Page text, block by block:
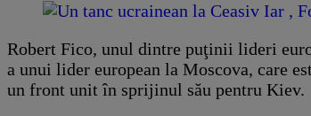
Robert Fico, unul dintre puţinii lideri
a unui lider european la Moscova, care
un front unit în sprijinul său pentru Kiev.